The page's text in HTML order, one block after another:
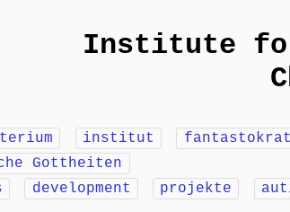
Institute
institut
fantastokrat
Gottheiten
development projekte